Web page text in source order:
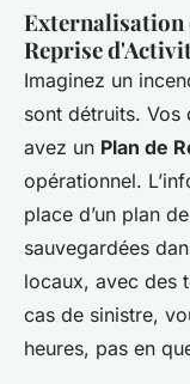
Externalisation
Reprise
Imaginez un
sont détruits. Vos
avez un Plan de
opérationnel.
place d’un plan
sauvegardées
locaux, avec des
cas de sinistre,
heures, pas en